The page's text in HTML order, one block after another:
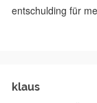
entschulding für
klaus